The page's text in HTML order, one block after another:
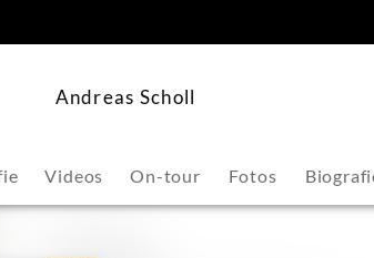
Andreas Scholl
Videos On-tour Fotos